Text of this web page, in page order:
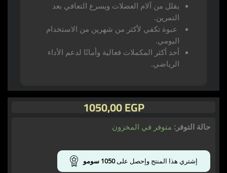
يقلل من آلام العضلات ويسرع التعافي بعد
التمرين.
عبوة تكفي لأكثر من شهرين من الاستخدام
اليومي.
أحد أكثر المكملات فعالية وأمانًا لدعم الأداء
الرياضي.
1050,00EGP
حالة التوفر: متوفر في المخزون
إشتري هذا المنتج وإحصل على1050 سومو
مارفلوس
-
Marvelous